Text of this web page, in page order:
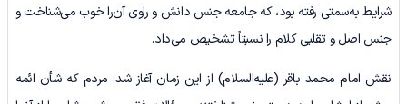
شرایط به‌سمتی رفته بود، که جامعه جنس دانش و راوی آن‌را خوب می‌شناخت و
جنس اصل و تقلبی کلام را نسبتاً تشخیص می‌داد.
نقش امام محمد باقر (علیه‌السلام) از این زمان آغاز شد. مردم که شأن ائمه